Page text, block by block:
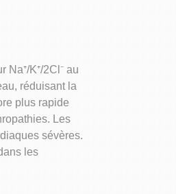
K⁺/2Cl⁻ au
réduisant la
plus rapide
Les
sévères.
les